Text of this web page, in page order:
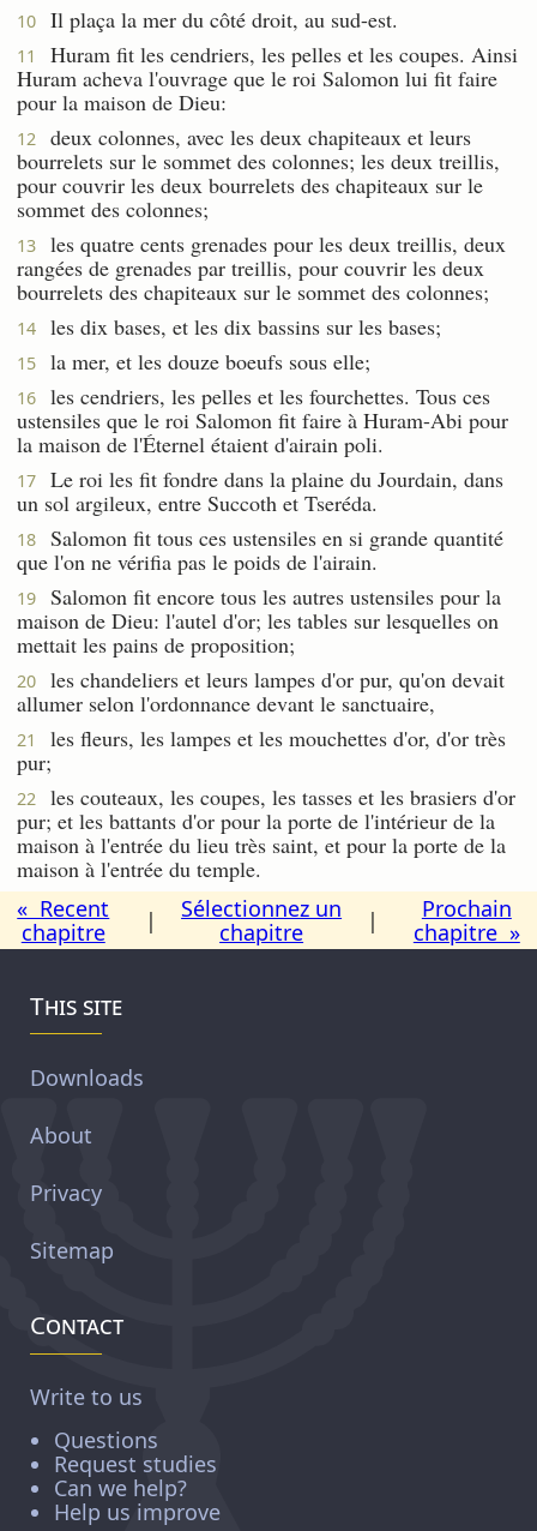
10 Il plaça la mer du côté droit, au sud-est.
11
Huram fit les cendriers, les pelles et les coupes. Ainsi
Huram acheva l'ouvrage que le roi Salomon lui fit faire
pour la maison de Dieu:
12
deux colonnes, avec les deux chapiteaux et leurs
bourrelets sur le sommet des colonnes; les deux treillis,
pour couvrir les deux bourrelets des chapiteaux sur le
sommet des colonnes;
13
les quatre cents grenades pour les deux treillis, deux
rangées de grenades par treillis, pour couvrir les deux
bourrelets des chapiteaux sur le sommet des colonnes;
14 les dix bases, et les dix bassins sur les bases;
15 la mer, et les douze boeufs sous elle;
16
les cendriers, les pelles et les fourchettes. Tous ces
ustensiles que le roi Salomon fit faire à Huram-Abi pour
la maison de l'Éternel étaient d'airain poli.
17
Le roi les fit fondre dans la plaine du Jourdain, dans
un sol argileux, entre Succoth et Tseréda.
18
Salomon fit tous ces ustensiles en si grande quantité
que l'on ne vérifia pas le poids de l'airain.
19
Salomon fit encore tous les autres ustensiles pour la
maison de Dieu: l'autel d'or; les tables sur lesquelles on
mettait les pains de proposition;
20
les chandeliers et leurs lampes d'or pur, qu'on devait
allumer selon l'ordonnance devant le sanctuaire,
21
les fleurs, les lampes et les mouchettes d'or, d'or très
pur;
22
les couteaux, les coupes, les tasses et les brasiers d'or
pur; et les battants d'or pour la porte de l'intérieur de la
maison à l'entrée du lieu très saint, et pour la porte de la
maison à l'entrée du temple.
« Recent
chapitre
|
Sélectionnez un
chapitre
|
Prochain
chapitre »
This site
Downloads
About
Privacy
Sitemap
Contact
Write to us
Questions
Request studies
Can we help?
Help us improve